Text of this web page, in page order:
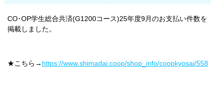
CO･OP学生総合共済(G1200コース)25年度9月のお支払い件数を
掲載しました。
★こちら→ https://www.shimadai.coop/shop_info/coopkyosai/558